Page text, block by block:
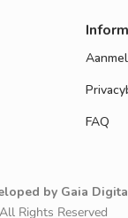
FAQ
by Gaia
Rights Reserved